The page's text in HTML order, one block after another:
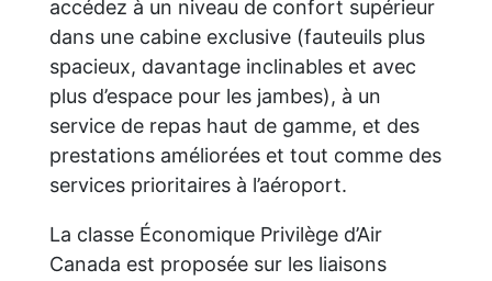
accédez à un niveau de confort supérieur
dans une cabine exclusive (fauteuils plus
spacieux, davantage inclinables et avec
plus d’espace pour les jambes), à un
service de repas haut de gamme, et des
prestations améliorées et tout comme des
services prioritaires à l’aéroport.
La classe Économique Privilège d’Air
Canada est proposée sur les liaisons